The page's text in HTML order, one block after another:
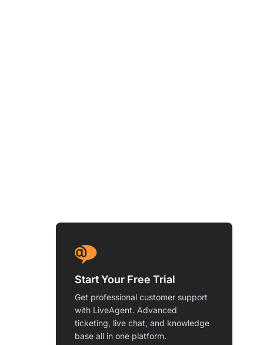
Start Your Free Trial
Get professional customer support
with LiveAgent. Advanced
ticketing, live chat, and knowledge
base all in one platform.